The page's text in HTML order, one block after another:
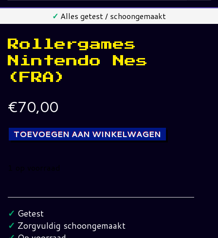
✓ Alles getest / schoongemaakt
Rollergames
Nintendo Nes
(FRA)
€70,00
TOEVOEGEN AAN WINKELWAGEN
1 op voorraad
Nintendo
Nes
(FRA)
hoeveelheid
✓ Getest
✓ Zorgvuldig schoongemaakt